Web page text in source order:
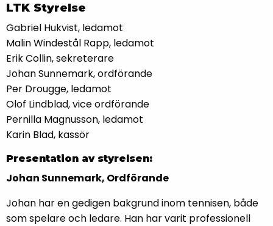
LTK Styrelse
Gabriel Hukvist, ledamot
Malin Windestål Rapp, ledamot
Erik Collin, sekreterare
Johan Sunnemark, ordförande
Per Drougge, ledamot
Olof Lindblad, vice ordförande
Pernilla Magnusson, ledamot
Karin Blad, kassör
Presentation av styrelsen:
Johan Sunnemark, Ordförande
Johan har en gedigen bakgrund inom tennisen, både
som spelare och ledare. Han har varit professionell